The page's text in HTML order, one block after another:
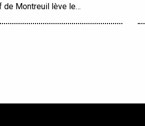
de Montreuil lève le…